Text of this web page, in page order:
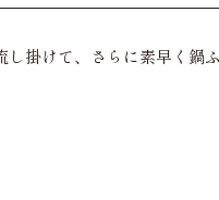
掛けて、さらに素早く鍋